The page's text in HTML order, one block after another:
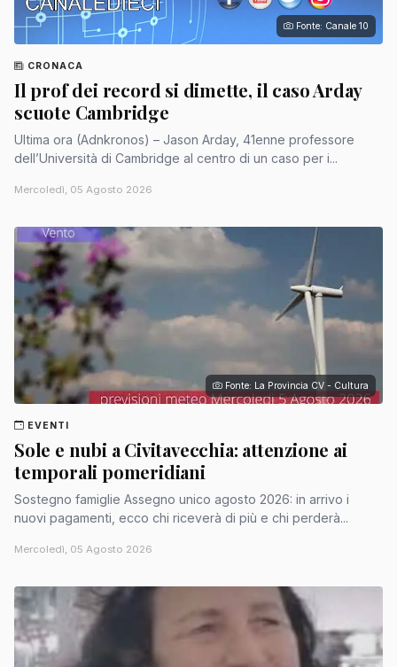
Fonte: Canale 10
CRONACA
Il prof dei record si dimette, il caso Arday
scuote Cambridge
Ultima ora (Adnkronos) – Jason Arday, 41enne professore
dell’Università di Cambridge al centro di un caso per i...
Mercoledì, 05 Agosto 2026
Fonte: La Provincia CV - Cultura
EVENTI
Sole e nubi a Civitavecchia: attenzione ai
temporali pomeridiani
Sostegno famiglie Assegno unico agosto 2026: in arrivo i
nuovi pagamenti, ecco chi riceverà di più e chi perderà...
Mercoledì, 05 Agosto 2026